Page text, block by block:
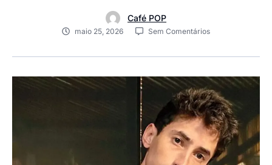
Café POP
maio 25, 2026 Sem Comentários